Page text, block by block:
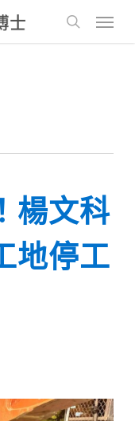
Menu
楊文科
地停工